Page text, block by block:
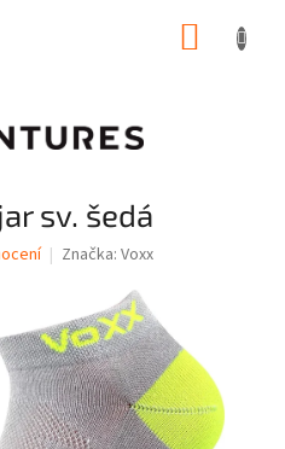
sv. šedá
Značka: Voxx